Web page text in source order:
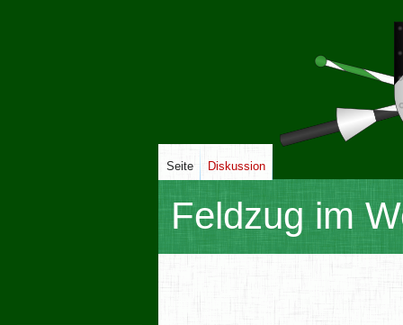
Feldzug im
Seite Diskussion